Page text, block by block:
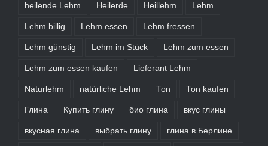
heilende Lehm Heilerde Heillehm Lehm
Lehm billig Lehm essen Lehm fressen
Lehm günstig Lehm im Stück Lehm zum essen
Lehm zum essen kaufen Lieferant Lehm
Naturlehm natürliche Lehm Ton Ton kaufen
Глина Купить глину био глина вкус глины
вкусная глина выбрать глину глина в Берлине